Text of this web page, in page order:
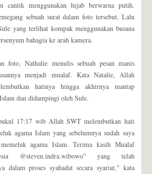
cantik menggunakan hijab berwarna putih.
sebuah surat dalam foto tersebut. Lalu
yang terlihat kompak menggunakan busana
bahagia ke arah kamera.
foto, Nathalie menulis sebuah pesan manis
menjadi mualaf. Kata Natalie, Allah
hatinya hingga akhirnya mantap
dan didampingi oleh Sule.
17:17 wib Allah SWT melembutkan hati
agama Islam yang sebelumnya sudah saya
agama Islam. Terima kasih Mualaf
@steven.indra.wibowo" yang telah
dalam proses syahadat secara syariat," kata